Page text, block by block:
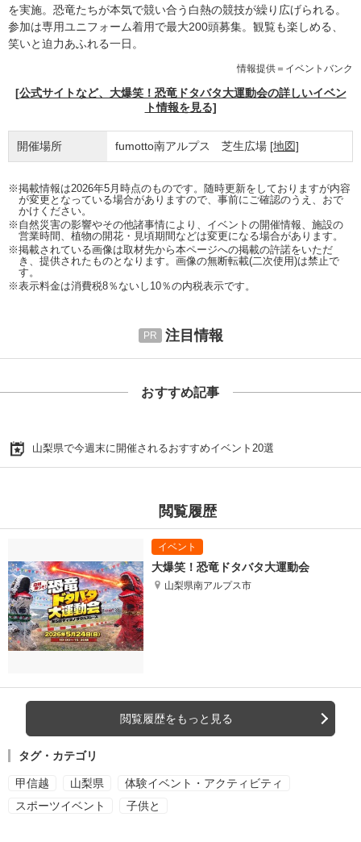
を実施。恐竜たちが本気で競い合う白熱の競技が繰り広げられる。
参加は専用ユニフォーム着用で最大200頭募集。観覧も楽しめる、
笑いと迫力あふれる一日。
情報提供＝イベントバンク
[公式サイトなど、大爆笑！恐竜ドタバタ大運動会の詳しいイベン
ト情報を見る]
開催場所 fumotto南アルプス 芝生広場 [地図]
※掲載情報は2026年5月時点のものです。随時更新をしておりますが内容
が変更となっている場合がありますので、事前にご確認のうえ、おで
かけください。
※自然災害の影響やその他諸事情により、イベントの開催情報、施設の
営業時間、植物の開花・見頃期間などは変更になる場合があります。
※掲載されている画像は取材先から本ページへの掲載の許諾をいただ
き、提供されたものとなります。画像の無断転載(二次使用)は禁止で
す。
※表示料金は消費税8％ないし10％の内税表示です。
注目情報
おすすめ記事
山梨県で今週末に開催されるおすすめイベント20選
閲覧履歴
大爆笑！恐竜ドタバタ大運動会
山梨県南アルプス市
閲覧履歴をもっと見る
タグ・カテゴリ
甲信越 山梨県
体験イベント・アクティビティ
スポーツイベント
子供と